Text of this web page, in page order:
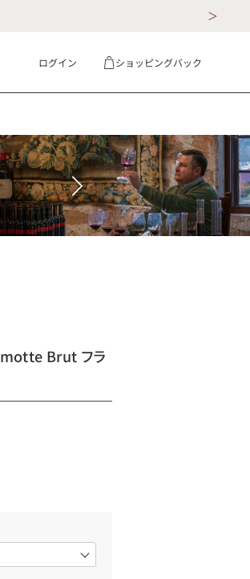
ログイン ショッピングバック
Brut フラ